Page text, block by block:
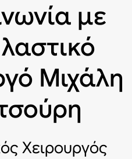
με
Μιχάλη
Χειρουργός